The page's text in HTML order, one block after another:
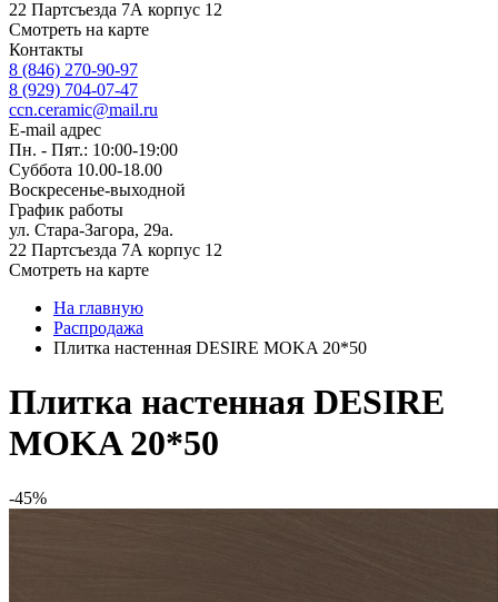
22 Партсъезда 7А корпус 12
Смотреть на карте
Контакты
8 (846) 270-90-97
8 (929) 704-07-47
ccn.ceramic@mail.ru
E-mail адрес
Пн. - Пят.: 10:00-19:00
Суббота 10.00-18.00
Воскресенье-выходной
График работы
ул. Стара-Загора, 29а.
22 Партсъезда 7А корпус 12
Смотреть на карте
На главную
Распродажа
Плитка настенная DESIRE MOKA 20*50
Плитка настенная DESIRE
MOKA 20*50
-45%